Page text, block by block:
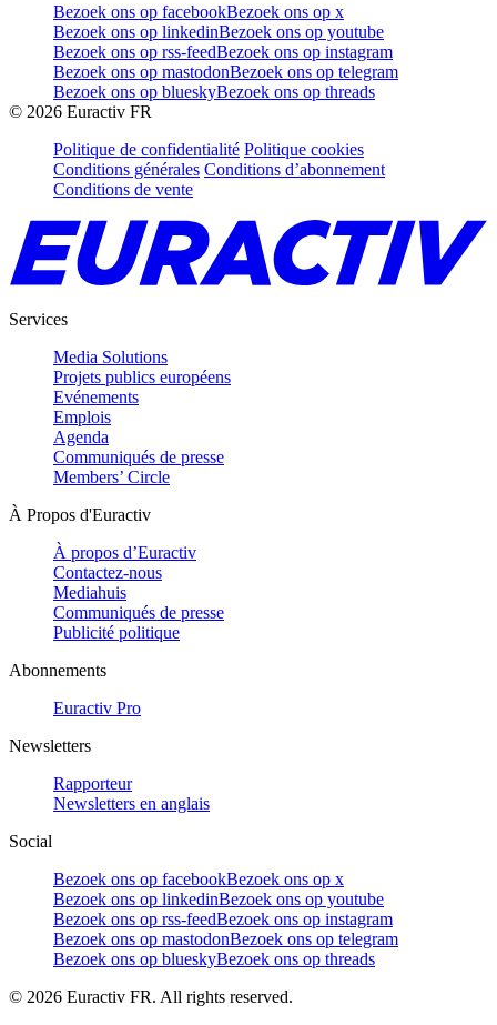
Bezoek ons op facebookBezoek ons op x
Bezoek ons op linkedinBezoek ons op youtube
Bezoek ons op rss-feedBezoek ons op instagram
Bezoek ons op mastodonBezoek ons op telegram
Bezoek ons op blueskyBezoek ons op threads
© 2026 Euractiv FR
Politique de confidentialité Politique cookies
Conditions générales Conditions d’abonnement
Conditions de vente
Services
Media Solutions
Projets publics européens
Evénements
Emplois
Agenda
Communiqués de presse
Members’ Circle
À Propos d'Euractiv
À propos d’Euractiv
Contactez-nous
Mediahuis
Communiqués de presse
Publicité politique
Abonnements
Euractiv Pro
Newsletters
Rapporteur
Newsletters en anglais
Social
Bezoek ons op facebookBezoek ons op x
Bezoek ons op linkedinBezoek ons op youtube
Bezoek ons op rss-feedBezoek ons op instagram
Bezoek ons op mastodonBezoek ons op telegram
Bezoek ons op blueskyBezoek ons op threads
© 2026 Euractiv FR. All rights reserved.